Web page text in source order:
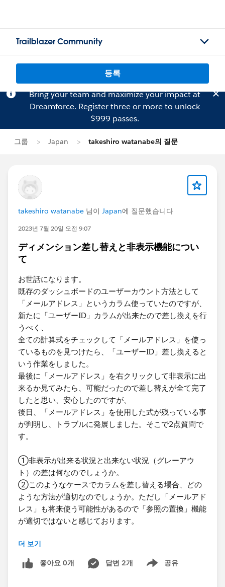
Trailblazer Community
등록
Bring your team and maximize your impact at
Dreamforce. Registerthree or more to unlock
$999 passes.
그룹 Japan takeshiro watanabe의 질문
takeshiro watanabe 님이 Japan에 질문했습니다
2023년 7월 20일 오전 9:07
ディメンション差し替えと非表示機能につい
て
お世話になります。
既存のダッシュボードのユーザーカウント方法として
「メールアドレス」というカラム使っていたのですが、
新たに「ユーザーID」カラムが出来たので差し換えを行
うべく、
全ての計算式をチェックして​「メールアドレス」を使っ
ているものを見つけたら、​「ユーザーID」差し換える​と
いう作業をしました。
最後に​「メールアドレス」を右クリックして非表示に出
来るか見てみたら、可能だったので差し替えが全て完了
したと思い、安心したのですが、
後日、​「メールアドレス」を使用した式が残っている事
が判明し、トラブルに発展しました。そこで2点質問で
す。
①非表示が出来る状況と出来ない状況（グレーアウ
ト）の差は何なのでしょうか。
②このようなケースでカラムを差し替える​場合、どの
ような方法が適切なのでしょうか。ただし「メールアド
レス」も将来使う可能性があるので「参照の置換」機能
が適切ではないと感じております。
以上、何卒宜しくお願いします。​
더 보기
좋아요 0개 답변 2개 공유
Show menu